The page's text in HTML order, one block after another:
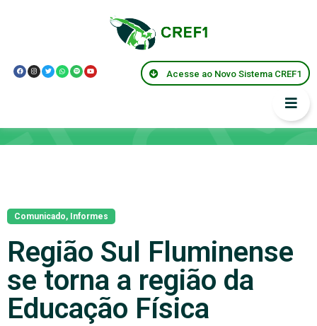
Acesse ao Novo Sistema CREF1
Comunicado, Informes
Região Sul Fluminense
se torna a região da
Educação Física